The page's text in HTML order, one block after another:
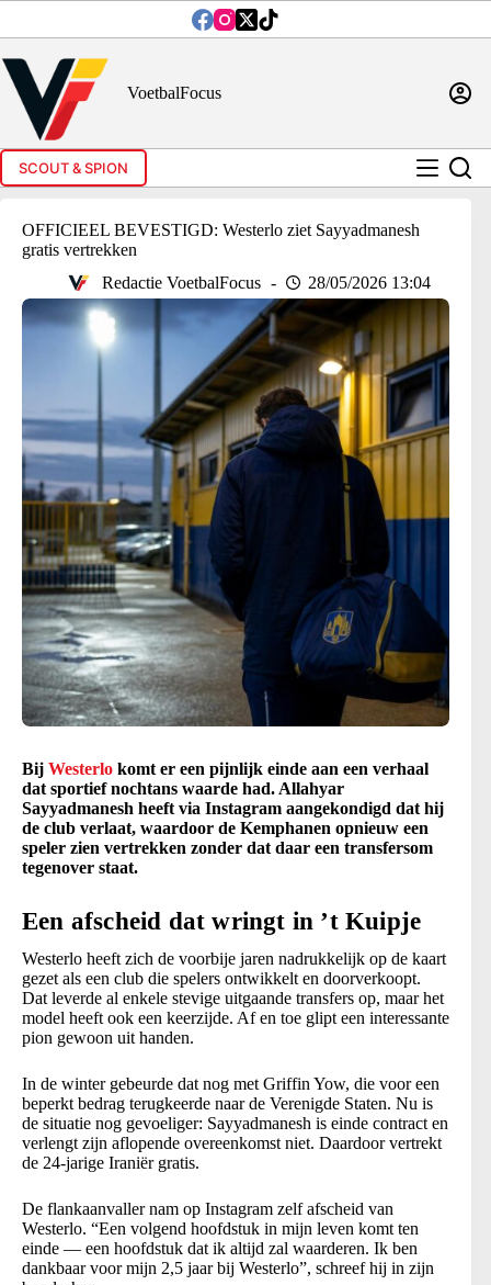
inhoud
VoetbalFocus
SCOUT & SPION
OFFICIEEL BEVESTIGD: Westerlo ziet Sayyadmanesh
gratis vertrekken
Redactie VoetbalFocus
28/05/2026 13:04
Bij Westerlo komt er een pijnlijk einde aan een verhaal
dat sportief nochtans waarde had. Allahyar
Sayyadmanesh heeft via Instagram aangekondigd dat hij
de club verlaat, waardoor de Kemphanen opnieuw een
speler zien vertrekken zonder dat daar een transfersom
tegenover staat.
Een afscheid dat wringt in ’t Kuipje
Westerlo heeft zich de voorbije jaren nadrukkelijk op de kaart
gezet als een club die spelers ontwikkelt en doorverkoopt.
Dat leverde al enkele stevige uitgaande transfers op, maar het
model heeft ook een keerzijde. Af en toe glipt een interessante
pion gewoon uit handen.
In de winter gebeurde dat nog met Griffin Yow, die voor een
beperkt bedrag terugkeerde naar de Verenigde Staten. Nu is
de situatie nog gevoeliger: Sayyadmanesh is einde contract en
verlengt zijn aflopende overeenkomst niet. Daardoor vertrekt
de 24-jarige Iraniër gratis.
De flankaanvaller nam op Instagram zelf afscheid van
Westerlo. “Een volgend hoofdstuk in mijn leven komt ten
einde — een hoofdstuk dat ik altijd zal waarderen. Ik ben
dankbaar voor mijn 2,5 jaar bij Westerlo”, schreef hij in zijn